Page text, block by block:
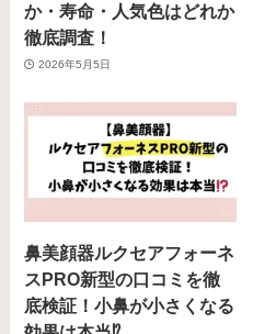
か・寿命・人気色はどれか
徹底調査！
2026年5月5日
鼻美顔器ルクセアフォーネ
スPRO新型の口コミを徹
底検証！小鼻が小さくなる